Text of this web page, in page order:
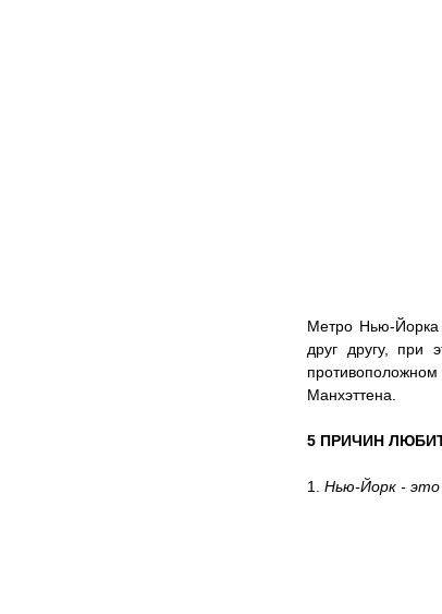
Метро Нью-Йорка
друг другу, при
Манхэттена.
5 ПРИЧИН
1. Нью-Йорк -